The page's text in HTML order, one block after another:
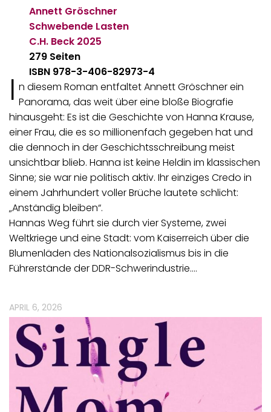
Annett Gröschner
Schwebende Lasten
C.H. Beck 2025
279 Seiten
ISBN 978-3-406-82973-4
I n diesem Roman entfaltet Annett Gröschner ein
Panorama, das weit über eine bloße Biografie
hinausgeht: Es ist die Geschichte von Hanna Krause,
einer Frau, die es so millionenfach gegeben hat und
die dennoch in der Geschichtsschreibung meist
unsichtbar blieb. Hanna ist keine Heldin im klassischen
Sinne; sie war nie politisch aktiv. Ihr einziges Credo in
einem Jahrhundert voller Brüche lautete schlicht:
„Anständig bleiben“.
Hannas Weg führt sie durch vier Systeme, zwei
Weltkriege und eine Stadt: vom Kaiserreich über die
Blumenläden des Nationalsozialismus bis in die
Führerstände der DDR-Schwerindustrie.…
APRIL 6, 2026